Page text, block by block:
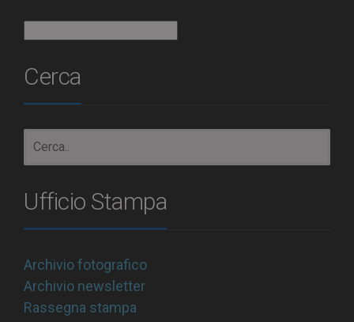
Cerca
Ufficio Stampa
Archivio fotografico
Archivio newsletter
Rassegna stampa